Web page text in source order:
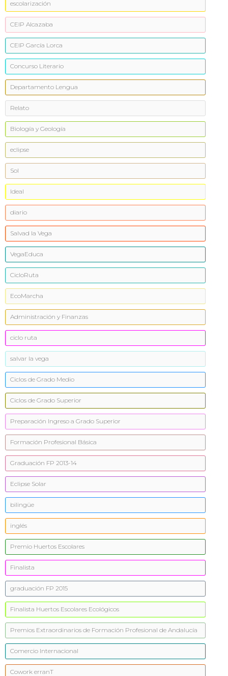
escolarización
CEIP Alcazaba
CEIP García Lorca
Concurso Literario
Departamento Lengua
Relato
Biología y Geología
eclipse
Sol
Ideal
diario
Salvad la Vega
VegaEduca
CicloRuta
EcoMarcha
Administración y Finanzas
ciclo ruta
salvar la vega
Ciclos de Grado Medio
Ciclos de Grado Superior
Preparación Ingreso a Grado Superior
Formación Profesional Básica
Graduación FP 2013-14
Eclipse Solar
bilingüe
inglés
Premio Huertos Escolares
Finalista
graduación FP 2015
Finalista Huertos Escolares Ecológicos
Premios Extraordinarios de Formación Profesional de Andalucía
Comercio Internacional
Cowork erranT